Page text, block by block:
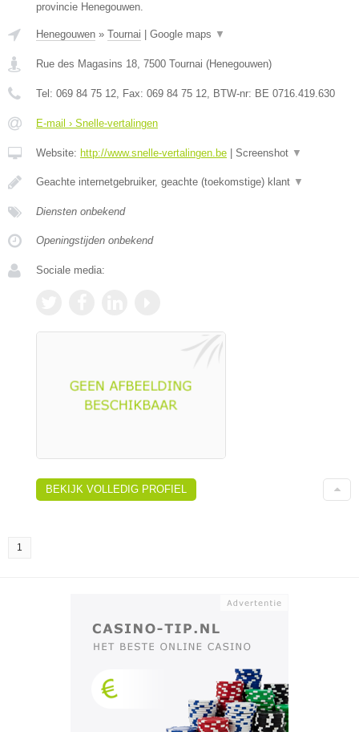
provincie Henegouwen.
Henegouwen » Tournai Google maps ▼
Rue des Magasins 18, 7500 Tournai (Henegouwen)
Tel: 069 84 75 12, Fax: 069 84 75 12, BTW-nr: BE 0716.419.630
E-mail › Snelle-vertalingen
Website: http://www.snelle-vertalingen.be Screenshot ▼
Geachte internetgebruiker, geachte (toekomstige) klant ▼
Diensten onbekend
Openingstijden onbekend
Sociale media:
BEKIJK VOLLEDIG PROFIEL
1